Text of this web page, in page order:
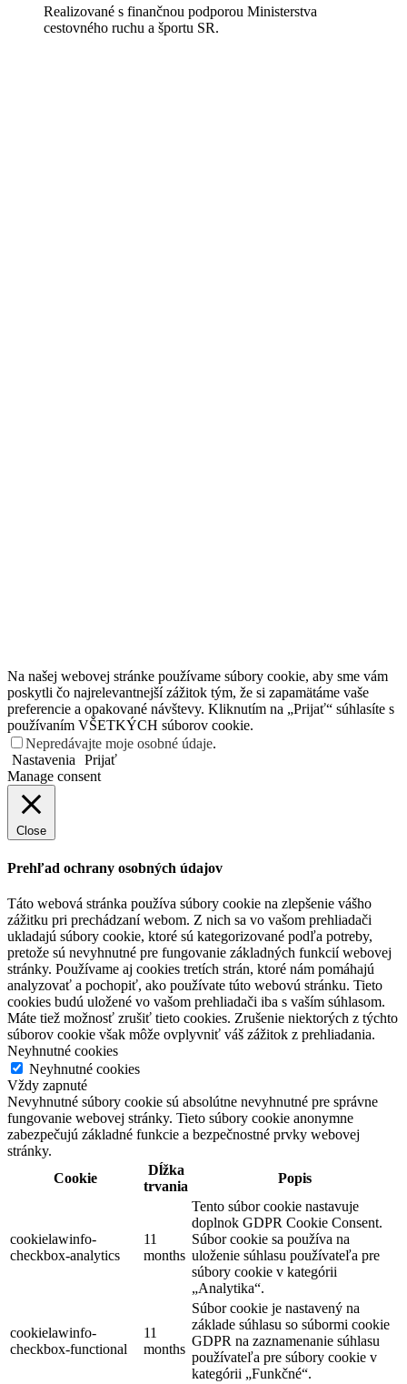
Realizované s finančnou podporou Ministerstva
cestovného ruchu a športu SR.
Na našej webovej stránke používame súbory cookie, aby sme vám
poskytli čo najrelevantnejší zážitok tým, že si zapamätáme vaše
preferencie a opakované návštevy. Kliknutím na „Prijať“ súhlasíte s
používaním VŠETKÝCH súborov cookie.
Nepredávajte moje osobné údaje.
Nastavenia
Prijať
Manage consent
Close
Prehľad ochrany osobných údajov
Táto webová stránka používa súbory cookie na zlepšenie vášho
zážitku pri prechádzaní webom. Z nich sa vo vašom prehliadači
ukladajú súbory cookie, ktoré sú kategorizované podľa potreby,
pretože sú nevyhnutné pre fungovanie základných funkcií webovej
stránky. Používame aj cookies tretích strán, ktoré nám pomáhajú
analyzovať a pochopiť, ako používate túto webovú stránku. Tieto
cookies budú uložené vo vašom prehliadači iba s vaším súhlasom.
Máte tiež možnosť zrušiť tieto cookies. Zrušenie niektorých z týchto
súborov cookie však môže ovplyvniť váš zážitok z prehliadania.
Neyhnutné cookies
Neyhnutné cookies
Vždy zapnuté
Nevyhnutné súbory cookie sú absolútne nevyhnutné pre správne
fungovanie webovej stránky. Tieto súbory cookie anonymne
zabezpečujú základné funkcie a bezpečnostné prvky webovej
stránky.
Cookie
Dĺžka
trvania
Popis
cookielawinfo-
checkbox-analytics
11
months
Tento súbor cookie nastavuje
doplnok GDPR Cookie Consent.
Súbor cookie sa používa na
uloženie súhlasu používateľa pre
súbory cookie v kategórii
„Analytika“.
cookielawinfo-
checkbox-functional
11
months
Súbor cookie je nastavený na
základe súhlasu so súbormi cookie
GDPR na zaznamenanie súhlasu
používateľa pre súbory cookie v
kategórii „Funkčné“.